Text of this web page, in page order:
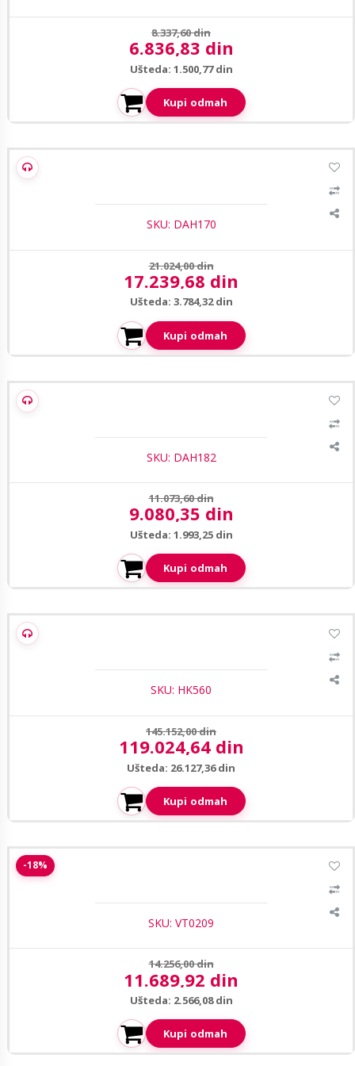
Prethodna cena:
8.337,60 din
Aktuelna cena:
6.836,83 din
Ušteda: 1.500,77 din
Kupi odmah
SKU: DAH170
Prethodna cena:
21.024,00 din
Aktuelna cena:
17.239,68 din
Ušteda: 3.784,32 din
Kupi odmah
SKU: DAH182
Prethodna cena:
11.073,60 din
Aktuelna cena:
9.080,35 din
Ušteda: 1.993,25 din
Kupi odmah
Hikvision DS-D5065UC-C, monitor dijagonale 65 inca, 4K
SKU: HK560
Prethodna cena:
145.152,00 din
Aktuelna cena:
119.024,64 din
Ušteda: 26.127,36 din
Kupi odmah
-18%
Uniview UV-MW-LC24-P 24" monitor za CCTV video nadzor
SKU: VT0209
Prethodna cena:
14.256,00 din
Aktuelna cena:
11.689,92 din
Ušteda: 2.566,08 din
Kupi odmah